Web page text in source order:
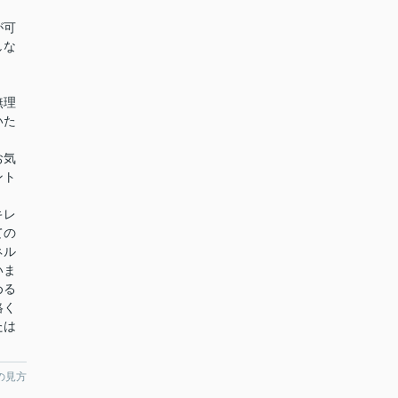
可
な
理
気
レ
の
ル
は
見方